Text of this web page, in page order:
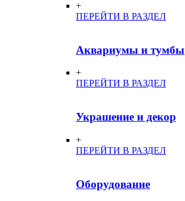
+
ПЕРЕЙТИ В РАЗДЕЛ
Аквариумы и тумбы
+
ПЕРЕЙТИ В РАЗДЕЛ
Украшение и декор
+
ПЕРЕЙТИ В РАЗДЕЛ
Оборудование